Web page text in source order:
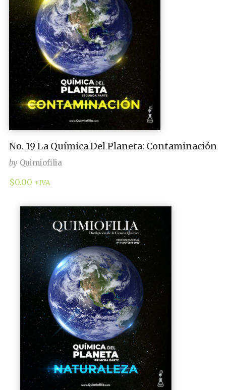
No. 19 La Química Del Planeta: Contaminación
by Quimiofilia
$0.00 +IVA